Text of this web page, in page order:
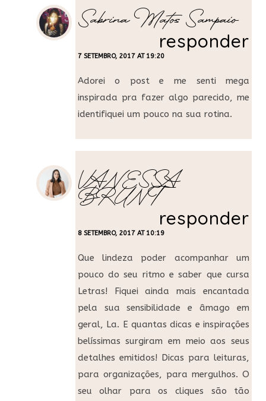
Sabrina Matos Sampaio
7 SETEMBRO, 2017 AT 19:20
responder
Adorei o post e me senti mega
inspirada pra fazer algo parecido, me
identifiquei um pouco na sua rotina.
VANESSA
BRUNT
8 SETEMBRO, 2017 AT 10:19
responder
Que lindeza poder acompanhar um
pouco do seu ritmo e saber que cursa
Letras! Fiquei ainda mais encantada
pela sua sensibilidade e âmago em
geral, La. E quantas dicas e inspirações
belíssimas surgiram em meio aos seus
detalhes emitidos! Dicas para leituras,
para organizações, para mergulhos. O
seu olhar para os cliques são tão